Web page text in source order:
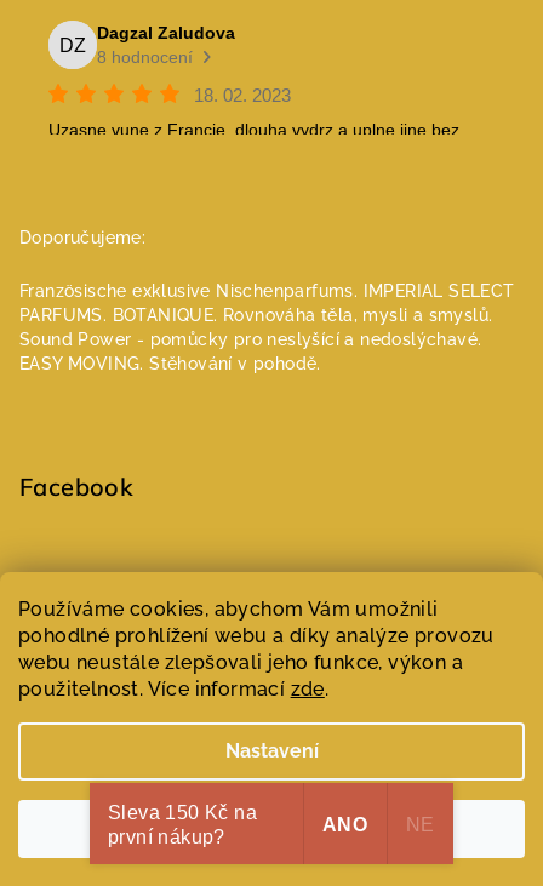
Používáme cookies, abychom Vám umožnili
pohodlné prohlížení webu a díky analýze provozu
webu neustále zlepšovali jeho funkce, výkon a
použitelnost. Více informací zde.
Nastavení
Souhlasím
Doporučujeme:
Französische exklusive Nischenparfums.
IMPERIAL SELECT
PARFUMS. BOTANIQUE. Rovnováha těla, mysli a smyslů.
Sound Power - pomůcky pro neslyšící a nedoslýchavé.
EASY MOVING. Stěhování v pohodě.
Facebook
Copyright 2026Parfumeur | Niche parfémy . Všechna práva
vyhrazena.Upravit nastavení cookies
Sleva 150 Kč na
první nákup?
ANO NE